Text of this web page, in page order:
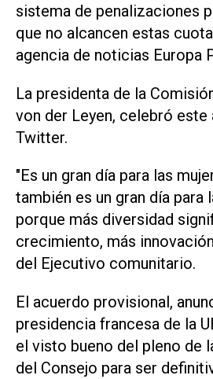
sistema de penalizaciones
que no alcancen estas
agencia de noticias Europa
La presidenta de la
von der Leyen, celebró este
Twitter.
"Es un gran día para las
también es un gran día para
porque más diversidad
crecimiento, más
del Ejecutivo comunitario.
El acuerdo provisional,
presidencia francesa de la
el visto bueno del pleno de
del Consejo para ser